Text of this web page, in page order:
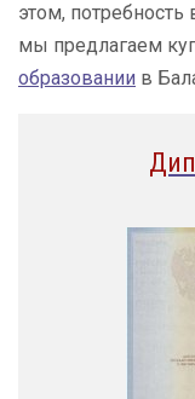
этом, потребность
мы предлагаем
образовании в